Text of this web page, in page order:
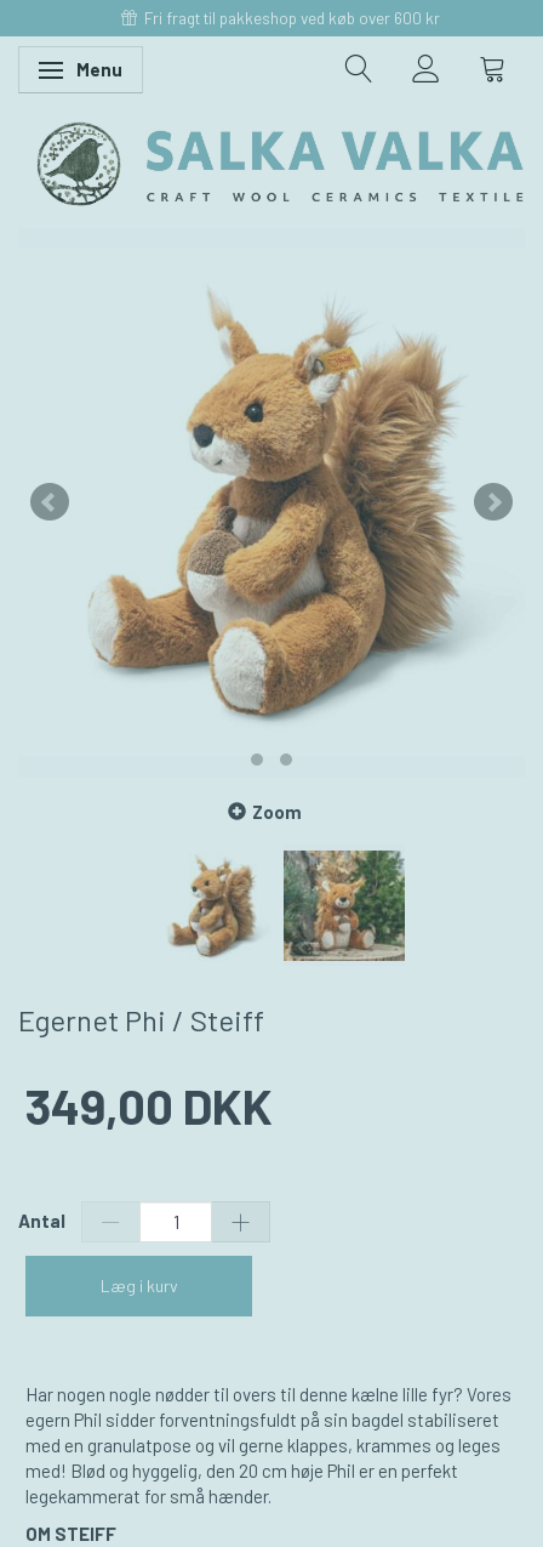
Fri fragt til pakkeshop ved køb over 600 kr
Skifte navigation
Menu
Zoom
Egernet Phi / Steiff
349,00 DKK
Antal
Læg i kurv
Har nogen nogle nødder til overs til denne kælne lille fyr? Vores
egern Phil sidder forventningsfuldt på sin bagdel stabiliseret
med en granulatpose og vil gerne klappes, krammes og leges
med! Blød og hyggelig, den 20 cm høje Phil er en perfekt
legekammerat for små hænder.
OM STEIFF